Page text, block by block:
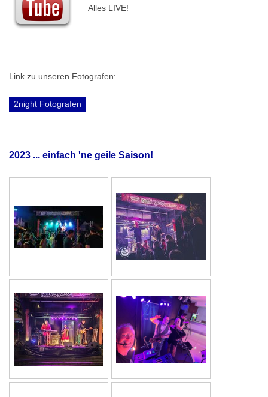
Alles LIVE!
Link zu unseren Fotografen:
2night Fotografen
2023 ... einfach 'ne geile Saison!